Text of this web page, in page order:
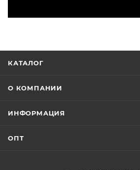
КАТАЛОГ
О КОМПАНИИ
ИНФОРМАЦИЯ
ОПТ